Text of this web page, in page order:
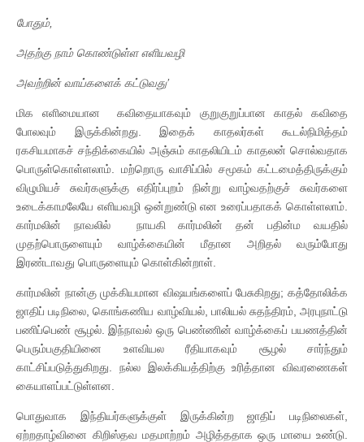
போதும்,
அதற்கு நாம் கொண்டுள்ள எளியவழி
அவற்றின் வாய்களைக் கட்டுவது’
மிக எளிமையான கவிதையாகவும் குறுகுறுப்பான காதல் கவிதை
போலவும் இருக்கின்றது. இதைக் காதலர்கள் கூடல்நிமித்தம்
ரகசியமாகச் சந்திக்கையில் அஞ்சும் காதலியிடம் காதலன் சொல்வதாக
பொருள்கொள்ளலாம். மற்றொரு வாசிப்பில் சமூகம் கட்டமைத்திருக்கும்
விழுமியச் சுவர்களுக்கு எதிர்ப்புறம் நின்று வாழ்வதற்குச் சுவர்களை
உடைக்காமலேயே எளியவழி ஒன்றுண்டு என உரைப்பதாகக் கொள்ளலாம்.
கார்மலின் நாவலில் நாயகி கார்மலின் தன் பதின்ம வயதில்
முதற்பொருளையும் வாழ்க்கையின் மீதான அறிதல் வரும்போது
இரண்டாவது பொருளையும் கொள்கின்றாள்.
கார்மலின் நான்கு முக்கியமான விஷயங்களைப் பேசுகிறது; கத்தோலிக்க
ஜாதிப் படிநிலை, கொங்கணிய வாழ்வியல், பாலியல் சுதந்திரம், அரபுநாட்டு
பணிப்பெண் சூழல். இந்நாவல் ஒரு பெண்ணின் வாழ்க்கைப் பயணத்தின்
பெரும்பகுதியினை உளவியல ரீதியாகவும் சூழல் சார்ந்தும்
காட்சிப்படுத்துகிறது. நல்ல இலக்கியத்திற்கு உரித்தான விவரணைகள்
கையாளப்பட்டுள்ளன.
பொதுவாக இந்தியர்களுக்குள் இருக்கின்ற ஜாதிப் படிநிலைகள்,
ஏற்றதாழ்வினை கிறிஸ்தவ மதமாற்றம் அழித்ததாக ஒரு மாயை உண்டு.